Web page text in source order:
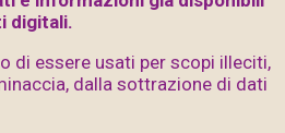
digitali.
di essere usati per scopi illeciti,
dalla sottrazione di dati